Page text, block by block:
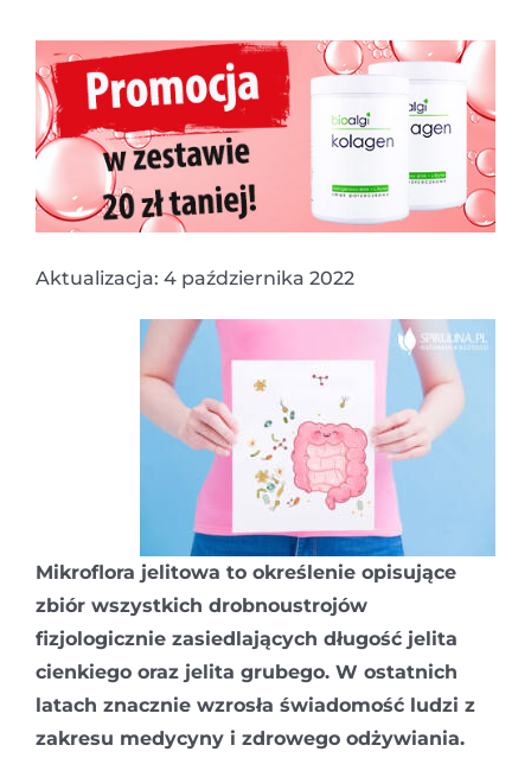
Aktualizacja: 4 października 2022
Mikroflora jelitowa to określenie opisujące
zbiór wszystkich drobnoustrojów
fizjologicznie zasiedlających długość jelita
cienkiego oraz jelita grubego. W ostatnich
latach znacznie wzrosła świadomość ludzi z
zakresu medycyny i zdrowego odżywiania.